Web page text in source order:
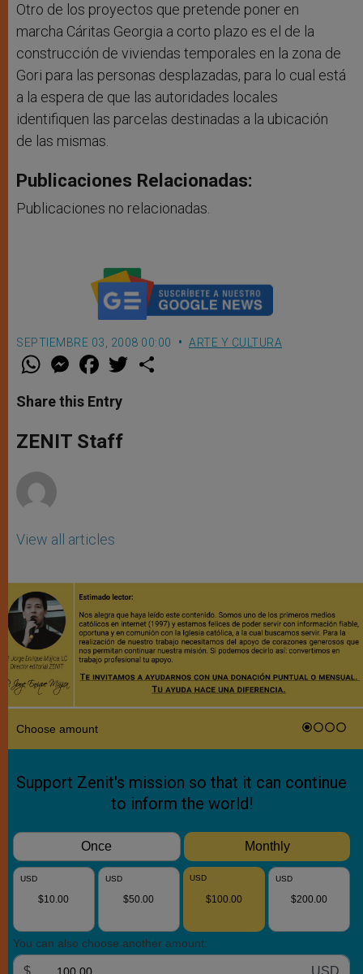
Otro de los proyectos que pretende poner en
marcha Cáritas Georgia a corto plazo es el de la
construcción de viviendas temporales en la zona de
Gori para las personas desplazadas, para lo cual está
a la espera de que las autoridades locales
identifiquen las parcelas destinadas a la ubicación
de las mismas.
Publicaciones Relacionadas:
Publicaciones no relacionadas.
SEPTIEMBRE 03, 2008 00:00 ARTE Y CULTURA
W
t
s
p
p
M
e
s
e
g
e
F
a
e
b
o
k
w
Share this Entry
ZENIT Staff
View all articles